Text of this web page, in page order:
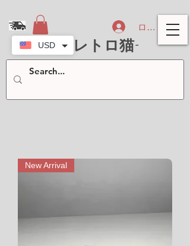
-北欧レトロ猫-
ログイン
New Arrival
USD